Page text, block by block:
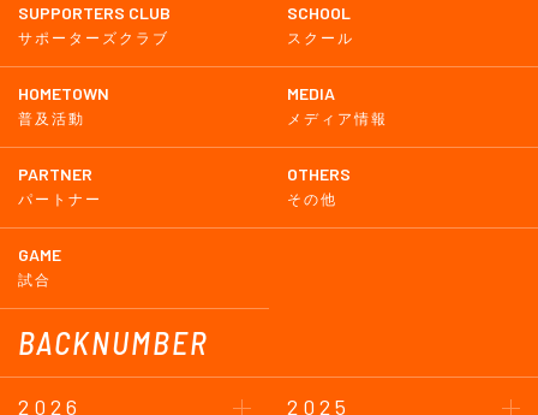
SUPPORTERS CLUB
サポーターズクラブ
SCHOOL
スクール
HOMETOWN
普及活動
MEDIA
メディア情報
PARTNER
パートナー
OTHERS
その他
GAME
試合
BACKNUMBER
2026
2025